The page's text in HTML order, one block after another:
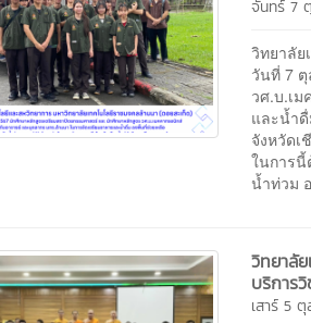
จันทร์ 7
วิทยาลัย
วันที่ 7
วศ.บ.เ
และน้ำ
จังหวัดเ
ในการ
น้ำท่วม
วิทยาลั
บริการ
เสาร์ 5